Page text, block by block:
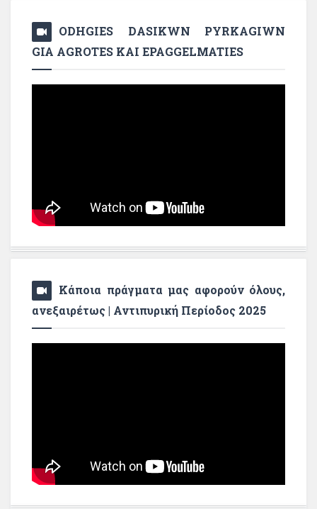
ODHGIES DASIKWN PYRKAGIWN
GIA AGROTES KAI EPAGGELMATIES
Κάποια πράγματα μας αφορούν όλους,
ανεξαιρέτως | Αντιπυρική Περίοδος 2025